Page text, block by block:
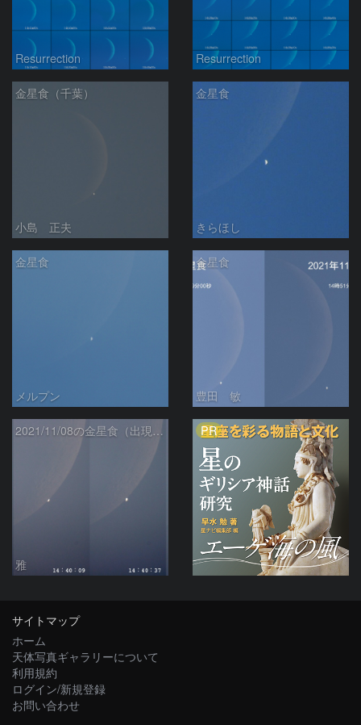
Resurrection Resurrection
金星食（千葉）
小島 正夫
金星食
きらほし
金星食
メルプン
金星食
豊田 敏
2021/11/08の金星食（出現時）
雅
PR
サイトマップ
ホーム
天体写真ギャラリーについて
利用規約
ログイン/新規登録
お問い合わせ